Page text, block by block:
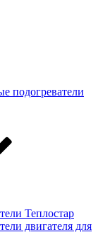
подогреватели
Теплостар
двигателя для